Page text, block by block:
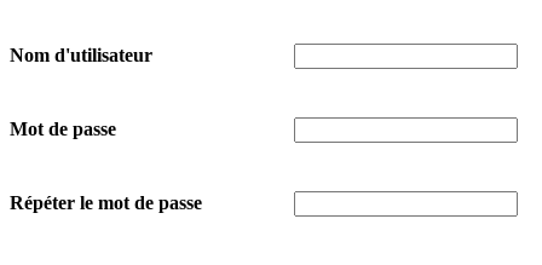
Nom d'utilisateur
Mot de passe
Répéter le mot de passe